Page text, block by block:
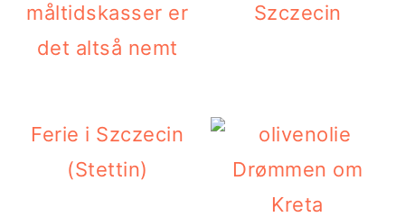
måltidskasser er
det altså nemt
Szczecin
Ferie i Szczecin
(Stettin)
Drømmen om
Kreta